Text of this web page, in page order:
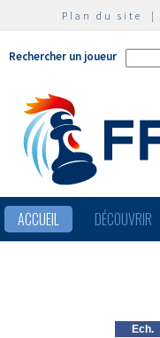
Plan du site |
Rechercher un joueur
ACCUEIL DÉCOUVRIR
Ech.